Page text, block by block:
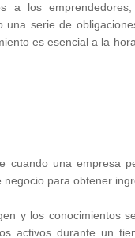
a los
serie de
es esencial a la
una empresa
para obtener
y los conocimientos
activos durante un